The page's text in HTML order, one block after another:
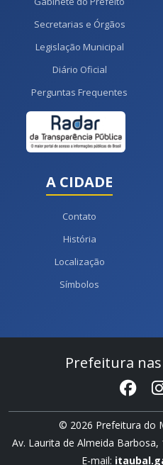
Secretarias e Órgãos
Legislação Municipal
Diário Oficial
Perguntas Frequentes
A CIDADE
Contato
História
Localização
Símbolos
Prefeitura nas
© 2026 Prefeitura do
Av. Laurita de Almeida Barbosa,
E-mail: